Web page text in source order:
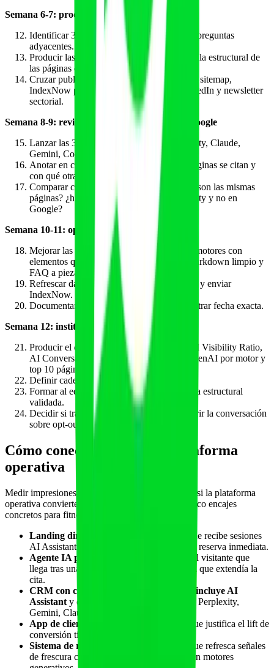
Semana 6-7: producción de cluster nuevo
Identificar 3-5 piezas hermanas que cubran preguntas
adyacentes.
Producir las 3 más importantes con la plantilla estructural de
las páginas que ya entran en GenAI.
Cruzar publicación con cadencia de envío a sitemap,
IndexNow para Bing y compartido en LinkedIn y newsletter
sectorial.
Semana 8-9: revisión manual de motores no-Google
Lanzar las 30 queries en ChatGPT, Perplexity, Claude,
Gemini, Copilot y AI Mode.
Anotar en cuántas aparece tu marca, qué páginas se citan y
con qué otras entidades.
Comparar con el dato del informe GenAI: ¿son las mismas
páginas? ¿hay piezas que entran en Perplexity y no en
Google?
Semana 10-11: optimización iterativa
Mejorar las páginas que entran solo en 1-2 motores con
elementos que el resto premia (ej. añadir Markdown limpio y
FAQ a piezas que solo entran en Google).
Refrescar dataModified de las 5 piezas pilar y enviar
IndexNow.
Documentar 3-5 cambios por página y registrar fecha exacta.
Semana 12: institucionalización
Producir el dashboard ejecutivo final con AI Visibility Ratio,
AI Conversion Lift, share de impresiones GenAI por motor y
top 10 páginas.
Definir cadencia trimestral de refresco.
Formar al equipo de redacción en la plantilla estructural
validada.
Decidir si tras los 90 días tiene sentido reabrir la conversación
sobre opt-out (con datos).
Cómo conecta esto con tu plataforma
operativa
Medir impresiones generativas solo cobra sentido si la plataforma
operativa convierte esa visibilidad en clientes. Cinco encajes
concretos para fitness y wellness:
Landing dinámica por ciudad y nicho
que recibe sesiones
AI Assistant con contenido geolocalizado y reserva inmediata.
Agente IA propio en la web
que atiende al visitante que
llega tras una AI Overview con la respuesta que extendía la
cita.
CRM con campo "primera fuente" que incluye AI
Assistant y opciones por motor (ChatGPT, Perplexity,
Gemini, Claude, Copilot, AI Mode).
App de clientes con valor demostrable
que justifica el lift de
conversión típico del canal IA.
Sistema de reseñas y casos verificables
que refresca señales
de frescura cada semana y refuerza la cita en motores